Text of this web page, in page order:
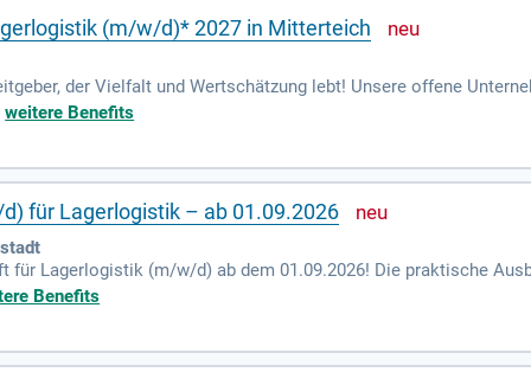
(m/w/d)* 2027 in Mitterteich
der Vielfalt und Wertschätzung lebt! Unsere offene
richtigen Platz fühlst. Werde Teil von rund 17.400 Experten in
SCHOTT-Notebook und moderne Flurförderfahrzeuge, um
nur eine Ausbildung!
weitere Benefits
für Lagerlogistik – ab 01.09.2026
für Lagerlogistik (m/w/d) ab dem 01.09.2026! Die praktische
Begleitet wird dies von theoretischen Unterrichtseinheiten an
sich aktiv für die Energiewende ein. Gemeinsam gestalten wir
Benefits